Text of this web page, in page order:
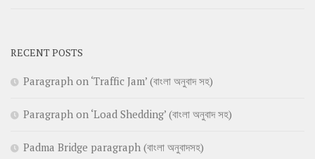
RECENT POSTS
Paragraph on ‘Traffic Jam’ (বাংলা অনুবাদ সহ)
Paragraph on ‘Load Shedding’ (বাংলা অনুবাদ সহ)
Padma Bridge paragraph (বাংলা অনুবাদসহ)